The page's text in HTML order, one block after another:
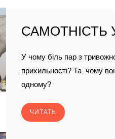
САМОТНІСТЬ
У чому біль пар з
прихильності? Та чому
одному?
ЧИТАТЬ